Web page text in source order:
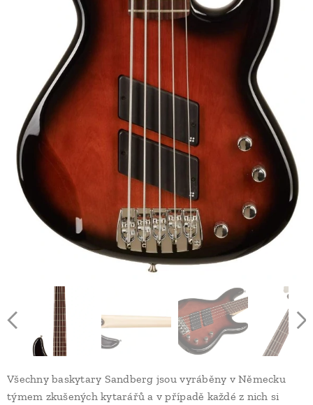
Všechny baskytary Sandberg jsou vyráběny v Německu
týmem zkušených kytarářů a v případě každé z nich si